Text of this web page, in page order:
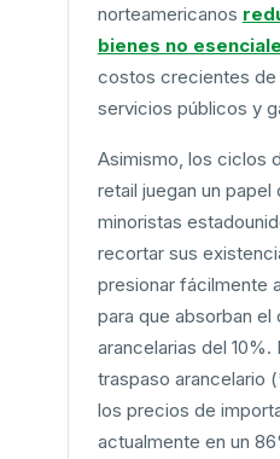
norteamericanos
bienes no
costos crecientes de
servicios públicos y
Asimismo, los ciclos
retail juegan un papel
minoristas
recortar sus
presionar fácilmente
para que absorban
arancelarias del
traspaso arancelario
los precios de
actualmente en un